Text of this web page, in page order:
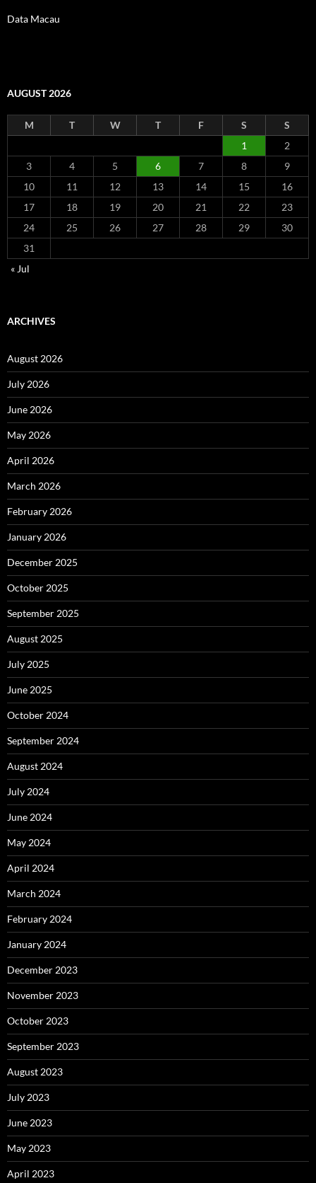
Data Macau
AUGUST 2026
M T W T F S
S
1
2
3
4 5 6 7 8
9
10
11 12 13 14 15
16
17
18 19 20 21 22
23
24
25 26 27 28 29
30
31
« Jul
ARCHIVES
August 2026
July 2026
June 2026
May 2026
April 2026
March 2026
February 2026
January 2026
December 2025
October 2025
September 2025
August 2025
July 2025
June 2025
October 2024
September 2024
August 2024
July 2024
June 2024
May 2024
April 2024
March 2024
February 2024
January 2024
December 2023
November 2023
October 2023
September 2023
August 2023
July 2023
June 2023
May 2023
April 2023